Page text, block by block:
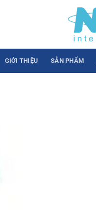
GIỚI THIỆU SẢN PHẨM